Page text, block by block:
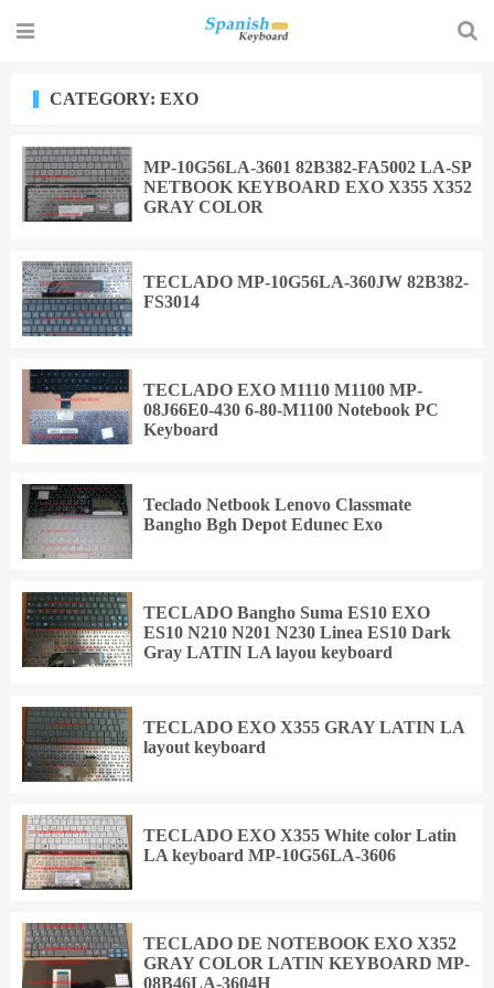
CATEGORY: EXO
MP-10G56LA-3601 82B382-FA5002 LA-SP
NETBOOK KEYBOARD EXO X355 X352
GRAY COLOR
TECLADO MP-10G56LA-360JW 82B382-
FS3014
TECLADO EXO M1110 M1100 MP-
08J66E0-430 6-80-M1100 Notebook PC
Keyboard
Teclado Netbook Lenovo Classmate
Bangho Bgh Depot Edunec Exo
TECLADO Bangho Suma ES10 EXO
ES10 N210 N201 N230 Linea ES10 Dark
Gray LATIN LA layou keyboard
TECLADO EXO X355 GRAY LATIN LA
layout keyboard
TECLADO EXO X355 White color Latin
LA keyboard MP-10G56LA-3606
TECLADO DE NOTEBOOK EXO X352
GRAY COLOR LATIN KEYBOARD MP-
08B46LA-3604H